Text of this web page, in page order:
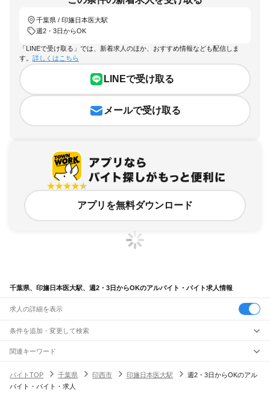
千葉県 / 印旛日本医大駅
週2・3日からOK
「LINEで受け取る」では、新着求人のほか、おすすめ情報なども配信しま
す。 詳しくはこちら
LINEで受け取る
メールで受け取る
アプリを無料ダウンロード
千葉県、印旛日本医大駅、週2・3日からOKのアルバイト・バイト求人情報
求人の詳細を表示
条件を追加・変更して検索
市区町村を追加・変更
千葉県すべて
千葉市 すべて
駅を追加・変更
職種を追加・変更
関連キーワード
バイトTOP
千葉県 印西市 印旛日本医大駅
週2・3日からOKのアル
バイト・バイト・求人